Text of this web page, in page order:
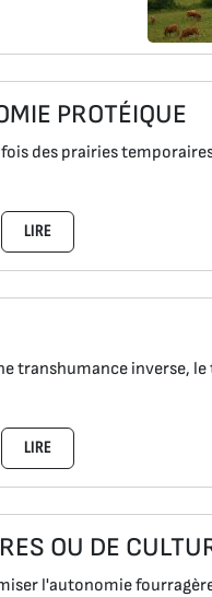
PROTÉIQUE
fois des prairies
LIRE
transhumance
LIRE
OU DE
l'autonomie